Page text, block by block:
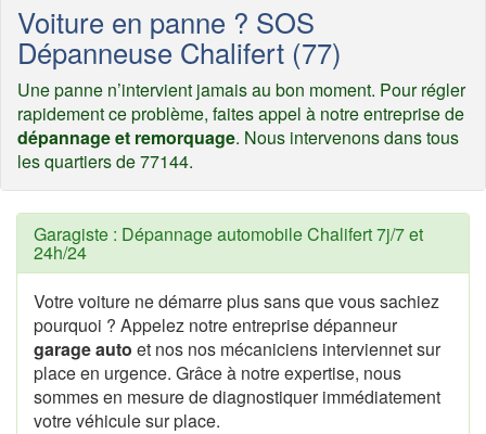
Voiture en panne ? SOS
Dépanneuse Chalifert (77)
Une panne n’intervient jamais au bon moment. Pour régler
rapidement ce problème, faites appel à notre entreprise de
dépannage et remorquage. Nous intervenons dans tous
les quartiers de 77144.
Garagiste : Dépannage automobile Chalifert 7j/7 et
24h/24
Votre voiture ne démarre plus sans que vous sachiez
pourquoi ? Appelez notre entreprise dépanneur
garage auto et nos nos mécaniciens interviennet sur
place en urgence. Grâce à notre expertise, nous
sommes en mesure de diagnostiquer immédiatement
votre véhicule sur place.